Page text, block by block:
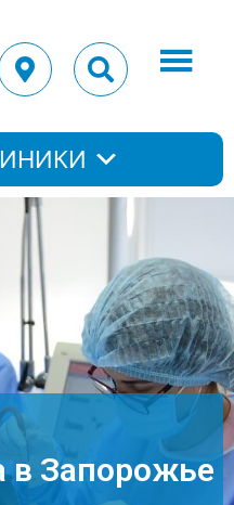
в Запорожье